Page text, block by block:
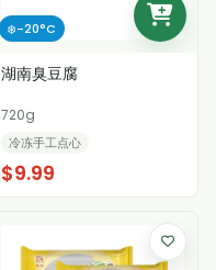
❄️-20°C
湖南臭豆腐
720g
冷冻手工点心
$9.99